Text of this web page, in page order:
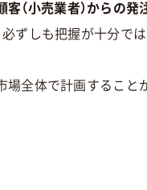
客（小売業者）からの発
ずしも把握が十分で
場全体で計画すること